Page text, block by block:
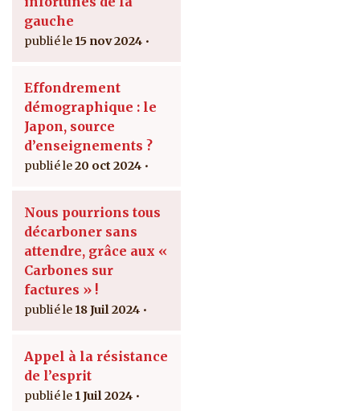
gauche
15 nov 2024
Effondrement
démographique : le
Japon, source
d’enseignements ?
20 oct 2024
Nous pourrions tous
décarboner sans
attendre, grâce aux «
Carbones sur
factures » !
18 Juil 2024
Appel à la résistance
de l’esprit
1 Juil 2024